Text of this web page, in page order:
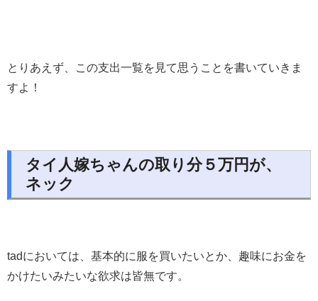
とりあえず、この支出一覧を見て思うことを書いていきま
すよ！
タイ人嫁ちゃんの取り分５万円が、
ネック
tadにおいては、基本的に服を買いたいとか、趣味にお金を
かけたいみたいな欲求は皆無です。